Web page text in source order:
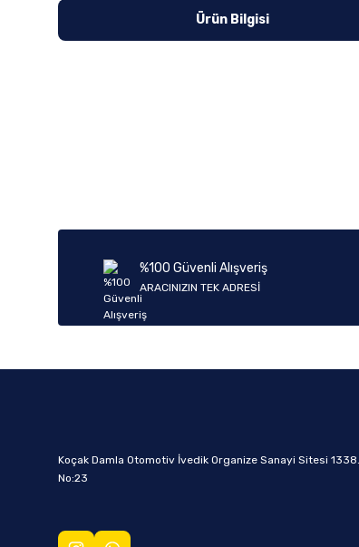
Ürün Bilgisi
%100 Güvenli Alışveriş
ARACINIZIN TEK ADRESİ
Koçak Damla Otomotiv İvedik Organize Sanayi Sitesi
No:23